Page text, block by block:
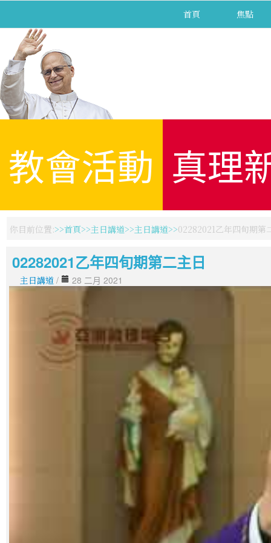
首頁 焦點
教會活動 真理
你目前位置: 首頁 主日講道 主日講道 02282021乙年四旬期第
02282021乙年四旬期第二主日
主日講道 / 28 二月 2021